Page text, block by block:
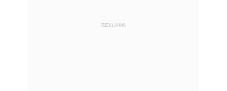
REKLAMA